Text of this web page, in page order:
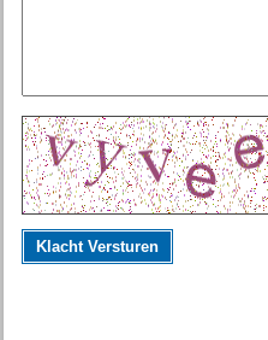
Klacht Versturen